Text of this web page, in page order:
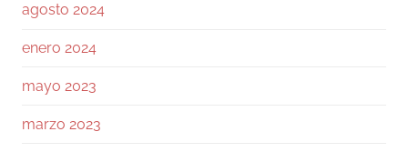
El mercado de $BTC muestra una calma
no hay excesos. Las ballenas mantienen ratio
agosto 2024
enero 2024
mayo 2023
marzo 2023